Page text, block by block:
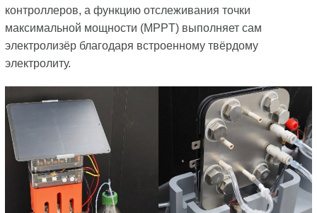
контроллеров, а функцию отслеживания точки
максимальной мощности (MPPT) выполняет сам
электролизёр благодаря встроенному твёрдому
электролиту.